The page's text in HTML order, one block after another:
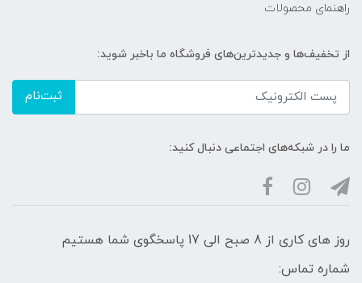
راهنمای محصولات
از تخفیف‌ها و جدیدترین‌های فروشگاه ما باخبر شوید:
ثبت‌نام
ما را در شبکه‌های اجتماعی دنبال کنید:
روز های کاری از 8 صبح الی 17 پاسخگوی شما هستیم
شماره تماس: